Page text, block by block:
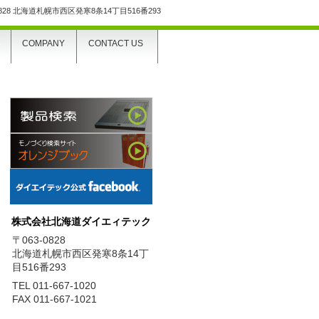
北海道札幌市西区発寒8条14丁目516番293
COMPANY CONTACT US
株式会社北海道ダイエィテック
〒063-0828
北海道札幌市西区発寒8条14丁
目516番293
TEL 011-667-1020
FAX 011-667-1021